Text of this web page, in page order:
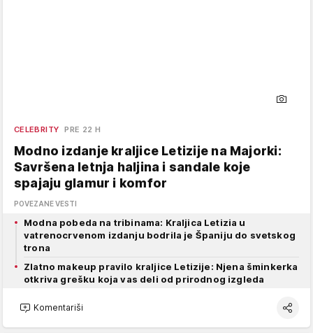
CELEBRITY PRE 22 H
Modno izdanje kraljice Letizije na Majorki:
Savršena letnja haljina i sandale koje
spajaju glamur i komfor
POVEZANE VESTI
Modna pobeda na tribinama: Kraljica Letizia u
vatrenocrvenom izdanju bodrila je Španiju do svetskog
trona
Zlatno makeup pravilo kraljice Letizije: Njena šminkerka
otkriva grešku koja vas deli od prirodnog izgleda
Komentariši